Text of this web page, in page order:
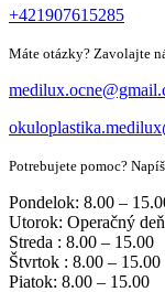
+421907615285
Máte otázky? Zavolajte
Potrebujete pomoc?
Pondelok: 8.00 –
Utorok: Operačný deň
Streda : 8.00 – 15.00
Štvrtok : 8.00 – 15.00
Piatok: 8.00 – 15.00